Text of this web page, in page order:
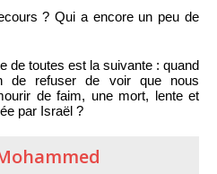
? Qui a encore un peu de
de toutes est la suivante : quand
de refuser de voir que nous
de faim, une mort, lente et
par Israël ?